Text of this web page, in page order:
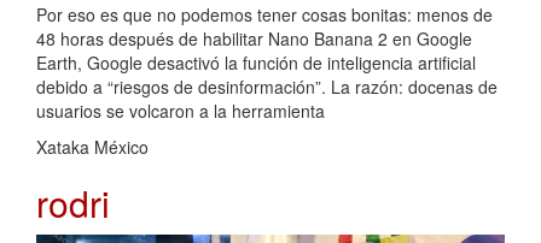
Por eso es que no podemos tener cosas bonitas: menos de
48 horas después de habilitar Nano Banana 2 en Google
Earth, Google desactivó la función de inteligencia artificial
debido a “riesgos de desinformación”. La razón: docenas de
usuarios se volcaron a la herramienta
Xataka México
rodri